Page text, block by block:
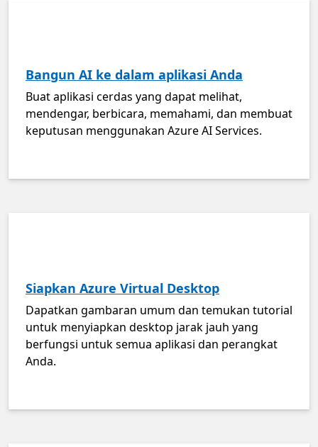
Bangun AI ke dalam aplikasi Anda
Buat aplikasi cerdas yang dapat melihat,
mendengar, berbicara, memahami, dan membuat
keputusan menggunakan Azure AI Services.
Siapkan Azure Virtual Desktop
Dapatkan gambaran umum dan temukan tutorial
untuk menyiapkan desktop jarak jauh yang
berfungsi untuk semua aplikasi dan perangkat
Anda.